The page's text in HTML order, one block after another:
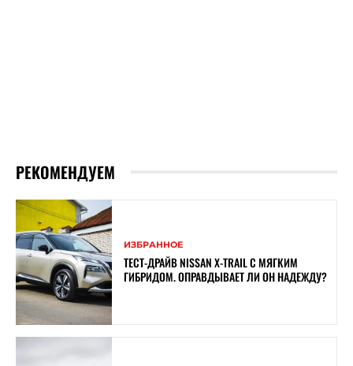
РЕКОМЕНДУЕМ
ИЗБРАННОЕ
ТЕСТ-ДРАЙВ NISSAN X-TRAIL С МЯГКИМ
ГИБРИДОМ. ОПРАВДЫВАЕТ ЛИ ОН НАДЕЖДУ?